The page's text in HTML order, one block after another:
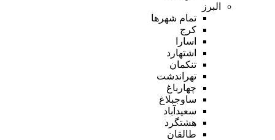
البرز
تمام شهر‌ها
کرج
اسارا
اشتهارد
تنکمان
تهراندشت
چهارباغ
ساوجبلاغ
سعیدآباد
هشتگرد
طالقان